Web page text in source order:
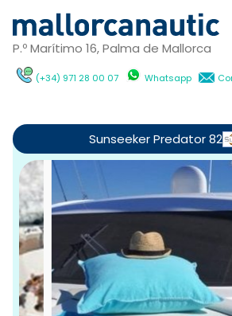
P.º Marítimo 16, Palma de Mallorca
(+34) 971 28 00 07 Whatsapp
Sunseeker Predator 82